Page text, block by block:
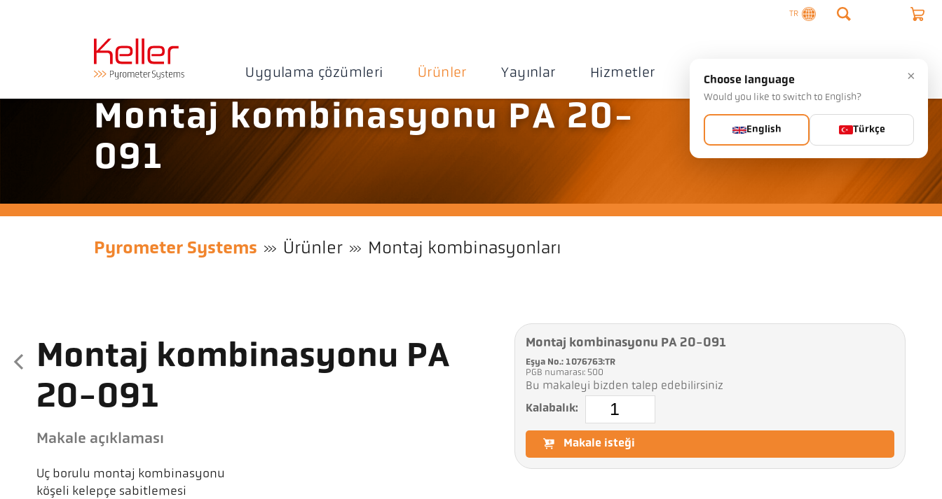
TR
Uygulama çözümleri Ürünler Yayınlar Hizmetler Şirket İletişim
Montaj kombinasyonu PA 20-
091
Pyrometer Systems Ürünler Montaj kombinasyonları
Montaj kombinasyonu PA
20-091
Makale açıklaması
Uç borulu montaj kombinasyonu
köşeli kelepçe sabitlemesi
Montaj kombinasyonu PA 20-091
Eşya No.: 1076763:TR
PGB numarası: 500
Bu makaleyi bizden talep edebilirsiniz
Kalabalık:
Makale isteği
×
Choose language
Would you like to switch to English?
English Türkçe